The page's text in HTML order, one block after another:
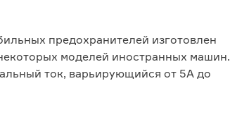
предохранителей изготовлен
моделей иностранных машин.
ток, варьирующийся от 5А до